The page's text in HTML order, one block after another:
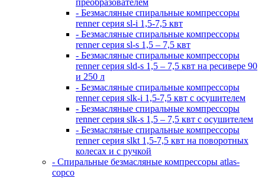
- Безмасляные спиральные компрессоры
renner серия sl-i 1,5-7,5 квт
- Безмасляные спиральные компрессоры
renner серия sl-s 1,5 – 7,5 квт
- Безмасляные спиральные компрессоры
renner серия sld-s 1,5 – 7,5 квт на ресивере 90
и 250 л
- Безмасляные спиральные компрессоры
renner серия slk-i 1,5-7,5 квт с осушителем
- Безмасляные спиральные компрессоры
renner серия slk-s 1,5 – 7,5 квт с осушителем
- Безмасляные спиральные компрессоры
renner серия slkt 1,5-7,5 квт на поворотных
колесах и с ручкой
- Спиральные безмасляные компрессоры atlas-
copco